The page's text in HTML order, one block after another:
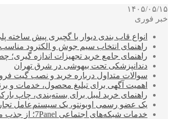
۱۴۰۵/۰۵/۱۵
خبر فوری
انواع قاب بندی دیوار با گچبری پیش
راهنمای انتخاب سیم جوش و الکترود مناسب؛
راهنمای جامع خرید تجهیزات اندازه گیری؛
دندانپزشکی تحت بیهوشی در شرق تهران
سوالات متداول درباره خرید و نصب گیت
اهمیت آگهی برای تبلیغ محصول، خدمات و
راهنمای خرید لیبل برای بسته‌بندی، چاپ
یک عضو رسمی اوبونتو، یک سیستم‌عامل
خدمات شبکه‌های اجتماعی 7Panel؛ از جذب مخاطب تا افزایش درآمد